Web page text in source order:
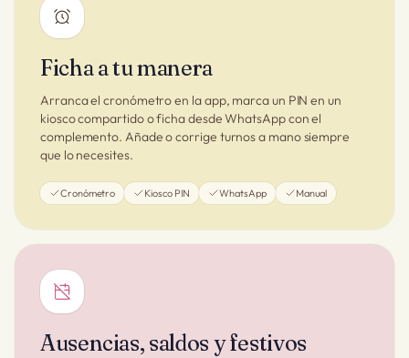
Ficha a tu manera
Arranca el cronómetro en la app, marca un PIN en un
kiosco compartido o ficha desde WhatsApp con el
complemento. Añade o corrige turnos a mano siempre
que lo necesites.
Cronómetro Kiosco PIN WhatsApp Manual
Ausencias, saldos y festivos